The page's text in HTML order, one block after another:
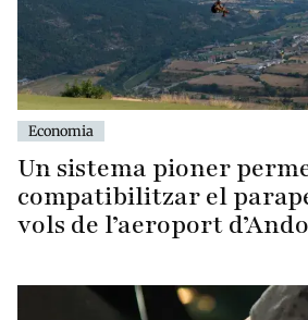
Economia
Un sistema pioner
compatibilitzar el
vols de l’aeroport